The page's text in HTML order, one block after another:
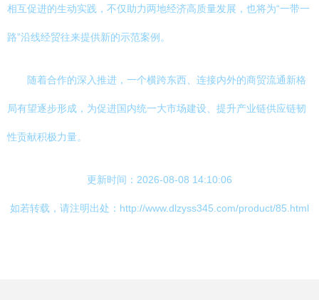
相互促进的生动实践，不仅助力两地经济高质量发展，也将为“一带一
路”沿线经贸往来提供新的示范案例。
随着合作的深入推进，一个横跨东西、连接内外的商贸流通新格
局有望逐步形成，为促进国内统一大市场建设、提升产业链供应链韧
性贡献积极力量。
更新时间：2026-08-08 14:10:06
如若转载，请注明出处：http://www.dlzyss345.com/product/85.html